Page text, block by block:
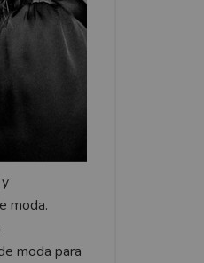
moda.
moda para